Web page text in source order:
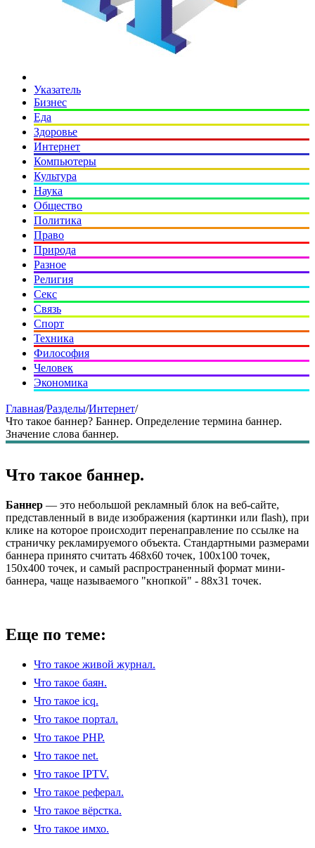
Указатель
Бизнес
Еда
Здоровье
Интернет
Компьютеры
Культура
Наука
Общество
Политика
Право
Природа
Разное
Религия
Секс
Связь
Спорт
Техника
Философия
Человек
Экономика
Главная/Разделы/Интернет/
Что такое баннер? Баннер. Определение термина баннер.
Значение слова баннер.
Что такое баннер.
Баннер — это небольшой рекламный блок на веб-сайте,
представленный в виде изображения (картинки или flash), при
клике на которое происходит перенаправление по ссылке на
страничку рекламируемого объекта. Стандартными размерами
баннера принято считать 468х60 точек, 100х100 точек,
150х400 точек, и самый распространенный формат мини-
баннера, чаще называемого "кнопкой" - 88х31 точек.
Еще по теме:
Что такое живой журнал.
Что такое баян.
Что такое icq.
Что такое портал.
Что такое PHP.
Что такое net.
Что такое IPTV.
Что такое реферал.
Что такое вёрстка.
Что такое имхо.